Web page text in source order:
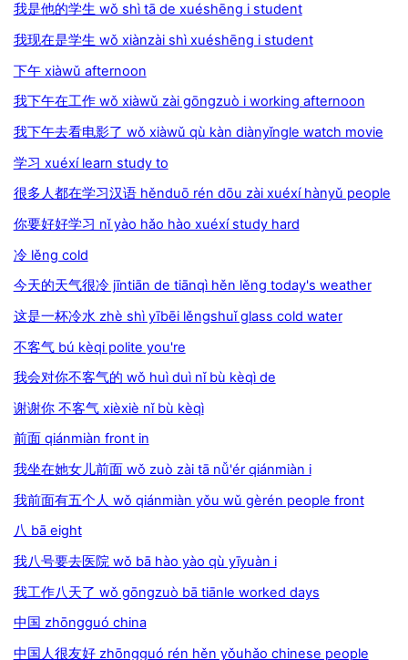
我是他的学生 wǒ shì tā de xuéshēng i student
我现在是学生 wǒ xiànzài shì xuéshēng i student
下午 xiàwǔ afternoon
我下午在工作 wǒ xiàwǔ zài gōngzuò i working afternoon
我下午去看电影了 wǒ xiàwǔ qù kàn diànyǐngle watch movie
学习 xuéxí learn study to
很多人都在学习汉语 hěnduō rén dōu zài xuéxí hànyǔ people
你要好好学习 nǐ yào hǎo hào xuéxí study hard
冷 lěng cold
今天的天气很冷 jīntiān de tiānqì hěn lěng today's weather
这是一杯冷水 zhè shì yībēi lěngshuǐ glass cold water
不客气 bú kèqi polite you're
我会对你不客气的 wǒ huì duì nǐ bù kèqì de
谢谢你 不客气 xièxiè nǐ bù kèqì
前面 qiánmiàn front in
我坐在她女儿前面 wǒ zuò zài tā nǚ'ér qiánmiàn i
我前面有五个人 wǒ qiánmiàn yǒu wǔ gèrén people front
八 bā eight
我八号要去医院 wǒ bā hào yào qù yīyuàn i
我工作八天了 wǒ gōngzuò bā tiānle worked days
中国 zhōngguó china
中国人很友好 zhōngguó rén hěn yǒuhǎo chinese people